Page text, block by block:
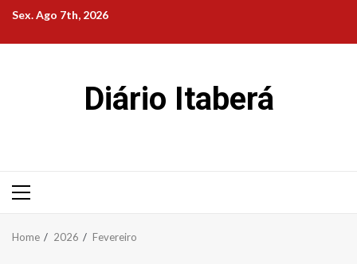
Skip
content
Sex. Ago 7th, 2026
Diário Itaberá
Primary
Home 2026 Fevereiro